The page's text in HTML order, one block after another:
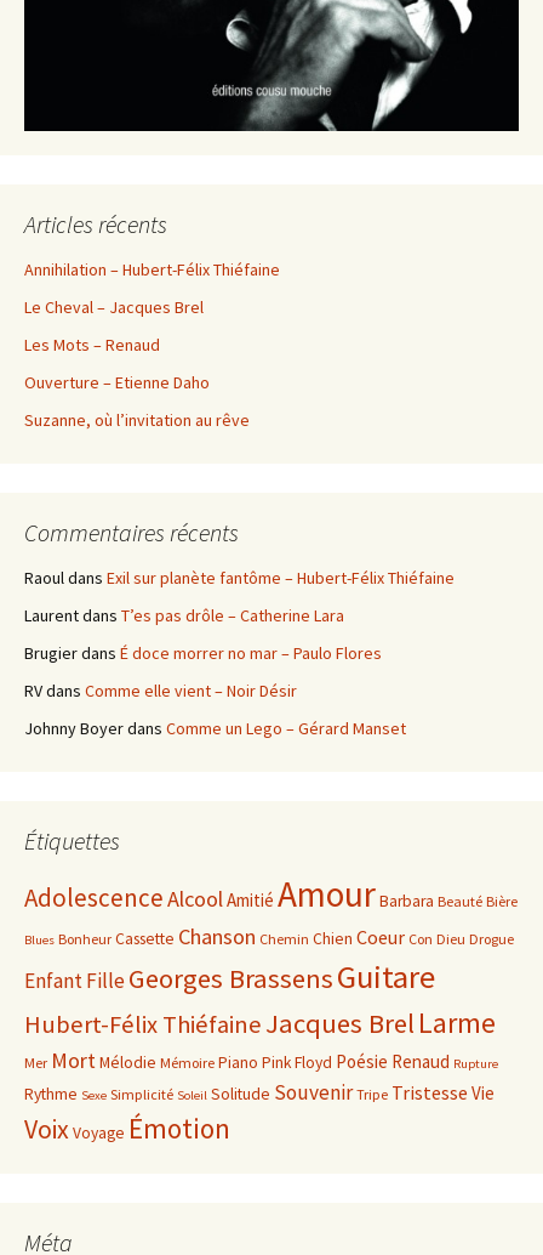
Articles récents
Annihilation – Hubert-Félix Thiéfaine
Le Cheval – Jacques Brel
Les Mots – Renaud
Ouverture – Etienne Daho
Suzanne, où l’invitation au rêve
Commentaires récents
Raouldans Exil sur planète fantôme – Hubert-Félix Thiéfaine
Laurentdans T’es pas drôle – Catherine Lara
Brugierdans É doce morrer no mar – Paulo Flores
RVdans Comme elle vient – Noir Désir
Johnny Boyerdans Comme un Lego – Gérard Manset
Étiquettes
AdolescenceAlcoolAmitié AmourBarbara Beauté Bière
Blues Bonheur Cassette Chanson Chemin Chien Coeur Con Dieu Drogue
EnfantFilleGeorges BrassensGuitare
Hubert-Félix ThiéfaineJacques Brel Larme
Mer MortMélodie Mémoire Piano Pink Floyd Poésie Renaud Rupture
Rythme Sexe Simplicité Soleil Solitude Souvenir Tripe Tristesse Vie
VoixVoyage Émotion
Méta